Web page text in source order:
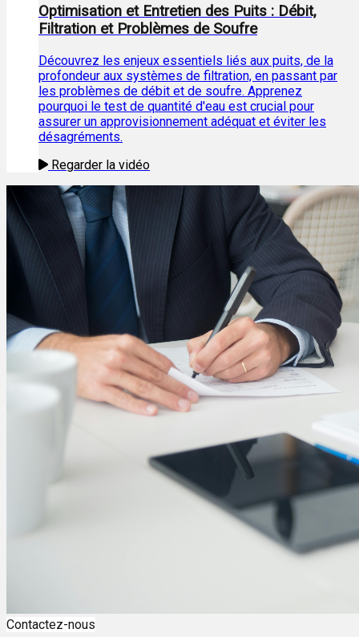
Optimisation et Entretien des Puits : Débit,
Filtration et Problèmes de Soufre
Découvrez les enjeux essentiels liés aux puits, de la
profondeur aux systèmes de filtration, en passant par
les problèmes de débit et de soufre. Apprenez
pourquoi le test de quantité d'eau est crucial pour
assurer un approvisionnement adéquat et éviter les
désagréments.
Regarder la vidéo
Contactez-nous